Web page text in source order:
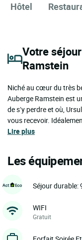
Hôtel
Votre
Ramstein
Niché au cœur du très
Auberge Ramstein est
de s’y perdre et où,
vous recevoir.
Lire plus
Les
Séjour durable:
WIFI
Gratuit